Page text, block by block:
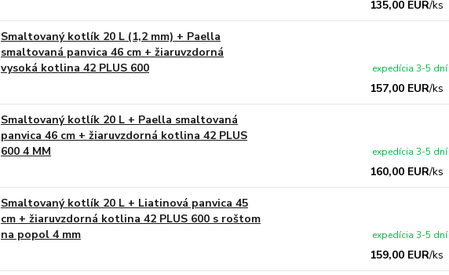
135,00 EUR/ks
Smaltovaný kotlík 20 L (1,2 mm) + Paella
smaltovaná panvica 46 cm + žiaruvzdorná
vysoká kotlina 42 PLUS 600
157,00 EUR/ks
expedícia 3-5 dní
Smaltovaný kotlík 20 L + Paella smaltovaná
panvica 46 cm + žiaruvzdorná kotlina 42 PLUS
600 4 MM
160,00 EUR/ks
expedícia 3-5 dní
Smaltovaný kotlík 20 L + Liatinová panvica 45
cm + žiaruvzdorná kotlina 42 PLUS 600 s roštom
na popol 4 mm
159,00 EUR/ks
expedícia 3-5 dní